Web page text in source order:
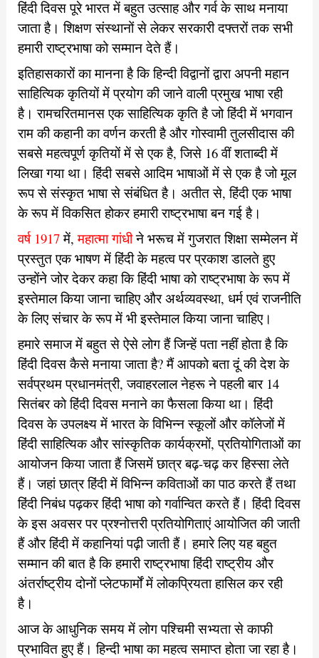
हिंदी दिवस पूरे भारत में बहुत उत्साह और गर्व के साथ मनाया
जाता है। शिक्षण संस्थानों से लेकर सरकारी दफ्तरों तक सभी
हमारी राष्ट्रभाषा को सम्मान देते हैं।
इतिहासकारों का मानना है कि हिन्दी विद्वानों द्वारा अपनी महान
साहित्यिक कृतियों में प्रयोग की जाने वाली प्रमुख भाषा रही
है। रामचरितमानस एक साहित्यिक कृति है जो हिंदी में भगवान
राम की कहानी का वर्णन करती है और गोस्वामी तुलसीदास की
सबसे महत्वपूर्ण कृतियों में से एक है, जिसे 16 वीं शताब्दी में
लिखा गया था। हिंदी सबसे आदिम भाषाओं में से एक है जो मूल
रूप से संस्कृत भाषा से संबंधित है। अतीत से, हिंदी एक भाषा
के रूप में विकसित होकर हमारी राष्ट्रभाषा बन गई है।
वर्ष 1917में,महात्मा गांधीने भरूच में गुजरात शिक्षा सम्मेलन में
प्रस्तुत एक भाषण में हिंदी के महत्व पर प्रकाश डालते हुए
उन्होंने जोर देकर कहा कि हिंदी भाषा को राष्ट्रभाषा के रूप में
इस्तेमाल किया जाना चाहिए और अर्थव्यवस्था, धर्म एवं राजनीति
के लिए संचार के रूप में भी इस्तेमाल किया जाना चाहिए।
हमारे समाज में बहुत से ऐसे लोग हैं जिन्हें पता नहीं होता है कि
हिंदी दिवस कैसे मनाया जाता है? मैं आपको बता दूं की देश के
सर्वप्रथम प्रधानमंत्री, जवाहरलाल नेहरू ने पहली बार 14
सितंबर को हिंदी दिवस मनाने का फैसला किया था। हिंदी
दिवस के उपलक्ष्य में भारत के विभिन्न स्कूलों और कॉलेजों में
हिंदी साहित्यिक और सांस्कृतिक कार्यक्रमों, प्रतियोगिताओं का
आयोजन किया जाता हैं जिसमें छात्र बढ़-चढ़ कर हिस्सा लेते
हैं। जहां छात्र हिंदी में विभिन्न कविताओं का पाठ करते हैं तथा
हिंदी निबंध पढ़कर हिंदी भाषा को गर्वान्वित करते हैं। हिंदी दिवस
के इस अवसर पर प्रश्नोत्तरी प्रतियोगिताएं आयोजित की जाती
हैं और हिंदी में कहानियां पढ़ी जाती हैं। हमारे लिए यह बहुत
सम्मान की बात है कि हमारी राष्ट्रभाषा हिंदी राष्ट्रीय और
अंतर्राष्ट्रीय दोनों प्लेटफार्मों में लोकप्रियता हासिल कर रही
है।
आज के आधुनिक समय में लोग पश्चिमी सभ्यता से काफी
प्रभावित हुए हैं। हिन्दी भाषा का महत्व समाप्त होता जा रहा है।